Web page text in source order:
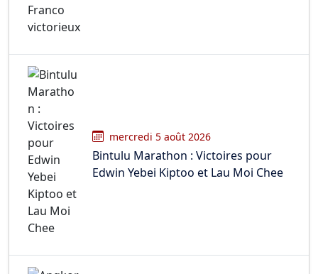
mercredi 5 août 2026
Bintulu Marathon : Victoires pour
Edwin Yebei Kiptoo et Lau Moi Chee